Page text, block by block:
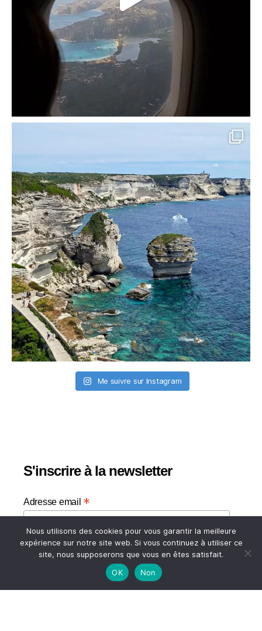
Me suivre sur Instagram
S'inscrire à la newsletter
Adresse email *
Votre adresse email
Nous utilisons des cookies pour vous garantir la meilleure
expérience sur notre site web. Si vous continuez à utiliser ce
site, nous supposerons que vous en êtes satisfait.
OK
Non